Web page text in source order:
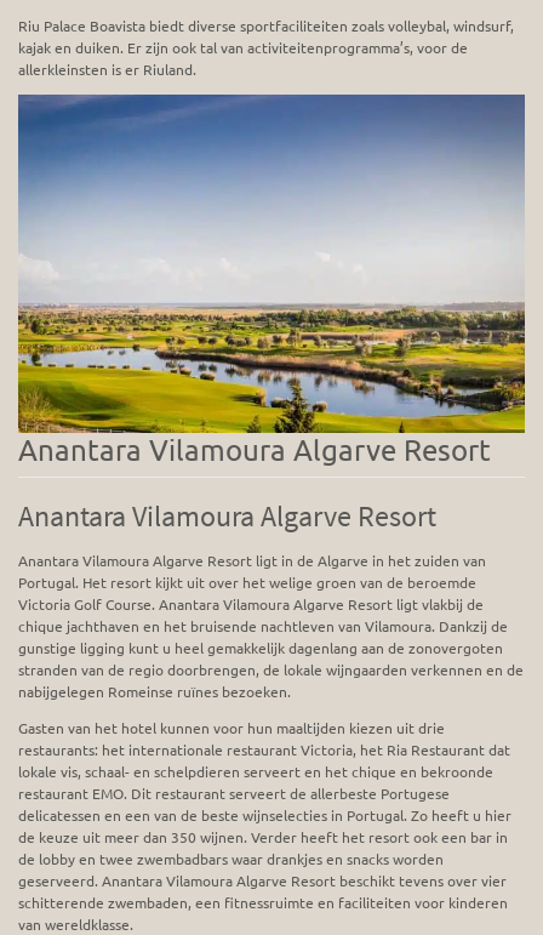
Riu Palace Boavista biedt diverse sportfaciliteiten zoals volleybal, windsurf,
kajak en duiken. Er zijn ook tal van activiteitenprogramma’s, voor de
allerkleinsten is er Riuland.
Anantara Vilamoura Algarve Resort
Anantara Vilamoura Algarve Resort
Anantara Vilamoura Algarve Resort ligt in de Algarve in het zuiden van
Portugal. Het resort kijkt uit over het welige groen van de beroemde
Victoria Golf Course. Anantara Vilamoura Algarve Resort ligt vlakbij de
chique jachthaven en het bruisende nachtleven van Vilamoura. Dankzij de
gunstige ligging kunt u heel gemakkelijk dagenlang aan de zonovergoten
stranden van de regio doorbrengen, de lokale wijngaarden verkennen en de
nabijgelegen Romeinse ruïnes bezoeken.
Gasten van het hotel kunnen voor hun maaltijden kiezen uit drie
restaurants: het internationale restaurant Victoria, het Ria Restaurant dat
lokale vis, schaal- en schelpdieren serveert en het chique en bekroonde
restaurant EMO. Dit restaurant serveert de allerbeste Portugese
delicatessen en een van de beste wijnselecties in Portugal. Zo heeft u hier
de keuze uit meer dan 350 wijnen. Verder heeft het resort ook een bar in
de lobby en twee zwembadbars waar drankjes en snacks worden
geserveerd. Anantara Vilamoura Algarve Resort beschikt tevens over vier
schitterende zwembaden, een fitnessruimte en faciliteiten voor kinderen
van wereldklasse.